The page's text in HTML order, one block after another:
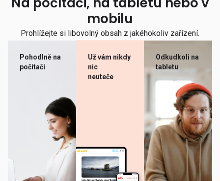
mobilu
Prohlížejte si libovolný obsah z jakéhokoliv zařízení.
Pohodlně na
počítači
Už vám nikdy
nic
neuteče
Odkudkoli na
tabletu